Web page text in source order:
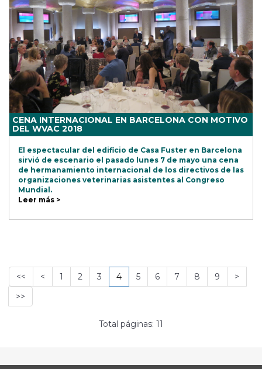
CENA INTERNACIONAL EN BARCELONA CON MOTIVO
DEL WVAC 2018
El espectacular del edificio de Casa Fuster en Barcelona
sirvió de escenario el pasado lunes 7 de mayo una cena
de hermanamiento internacional de los directivos de las
organizaciones veterinarias asistentes al Congreso
Mundial.
Leer más >
<< < 1 2 3 4 5 6 7 8 9
>
>>
Total páginas: 11